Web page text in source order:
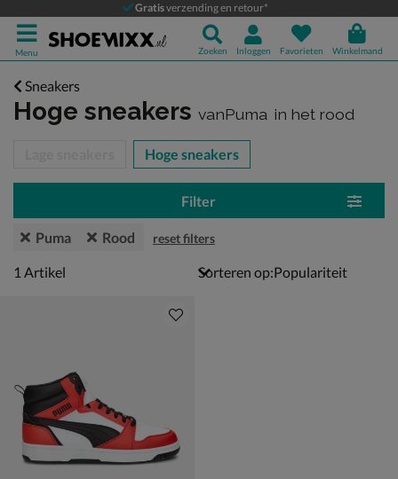
Gratisverzending en retour*
Menu Zoeken Inloggen Favorieten Winkelmand
Sneakers
Hoge sneakers vanPuma in het rood
Hoge sneakers
Filter
Puma Rood reset filters
1 artikel
1 Artikel Sorteren op: